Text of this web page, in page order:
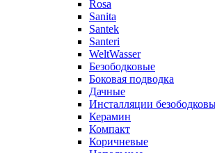
Rosa
Sanita
Santek
Santeri
WeltWasser
Безободковые
Боковая подводка
Дачные
Инсталляции
Керамин
Компакт
Коричневые